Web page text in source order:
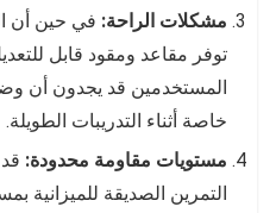
مشكلات الراحة: في حين أن
توفر مقاعد ومقود قابل
المستخدمين قد يجدون أن
خاصة أثناء التدريبات الطويلة.
مستويات مقاومة محدودة:
التمرين الصديقة للميزانية